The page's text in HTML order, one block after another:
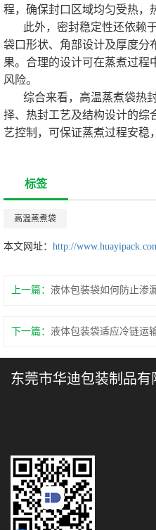
程，确保封口区域均匀受热，
此外，密封稳定性还依赖
袋口形状、角部设计及厚度分
果。合理的设计可在蒸煮过程
风险。
综合来看，高温蒸煮袋热
择、热封工艺及结构设计的综
艺控制，可保证蒸煮过程安稳
标签
高温蒸煮袋
本文网址： http://
上一篇： 液体包装袋如何防止渗
下一篇：
东莞市华迪包装制品有